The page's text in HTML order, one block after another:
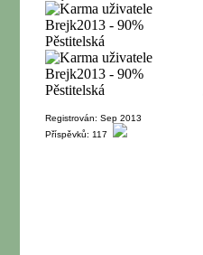
Registrován: Sep 2013
Příspěvků: 117